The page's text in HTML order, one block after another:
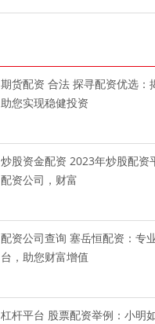
期货配资 合法 探寻配资优选：
助您实现稳健投资
炒股资金配资 2023年炒股配资
配资公司，财富
配资公司查询 塞岳恒配资：专
台，助您财富增值
杠杆平台 股票配资举例：小明